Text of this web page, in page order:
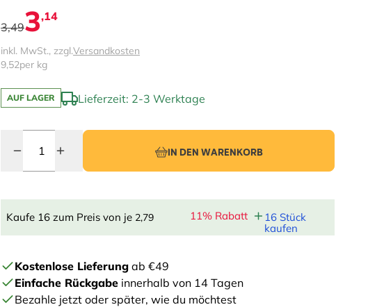
3,493,14
inkl. MwSt., zzgl.Versandkosten
9,52per kg
AUF LAGER Lieferzeit: 2-3 Werktage
IN DEN WARENKORB
Kaufe 16 zum Preis von je 2,79 11% Rabatt
16 Stück
kaufen
Kostenlose Lieferung ab €49
Einfache Rückgabe innerhalb von 14 Tagen
Bezahle jetzt oder später, wie du möchtest